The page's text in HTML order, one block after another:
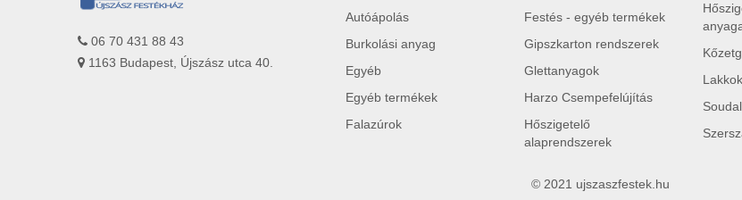
06 70 431 88 43
1163 Budapest, Újszász utca 40.
Autóápolás
Burkolási anyag
Egyéb
Egyéb termékek
Falazúrok
Festés - egyéb termékek
Gipszkarton rendszerek
Glettanyagok
Harzo Csempefelújítás
Hőszigetelő
alaprendszerek
Lakkok
© 2021 ujszaszfestek.hu